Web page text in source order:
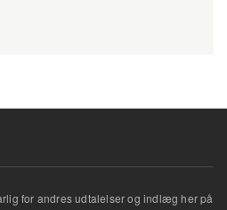
for andres udtalelser og indlæg her på